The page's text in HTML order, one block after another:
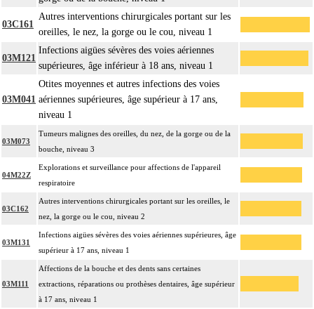
03C161
Autres interventions chirurgicales portant sur les
oreilles, le nez, la gorge ou le cou, niveau 1
03M121
Infections aigües sévères des voies aériennes
supérieures, âge inférieur à 18 ans, niveau 1
03M041
Otites moyennes et autres infections des voies
aériennes supérieures, âge supérieur à 17 ans,
niveau 1
03M073
Tumeurs malignes des oreilles, du nez, de la gorge ou de la
bouche, niveau 3
04M22Z
Explorations et surveillance pour affections de l'appareil
respiratoire
03C162
Autres interventions chirurgicales portant sur les oreilles, le
nez, la gorge ou le cou, niveau 2
03M131
Infections aigües sévères des voies aériennes supérieures, âge
supérieur à 17 ans, niveau 1
03M111
Affections de la bouche et des dents sans certaines
extractions, réparations ou prothèses dentaires, âge supérieur
à 17 ans, niveau 1